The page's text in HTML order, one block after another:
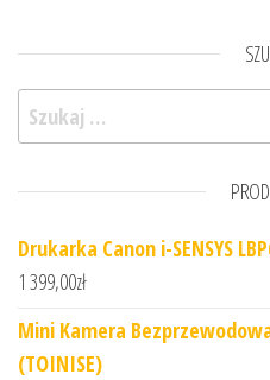
Szukaj:
Drukarka Canon i-SENSYS
1 399,00zł
Mini Kamera
(TOINISE)